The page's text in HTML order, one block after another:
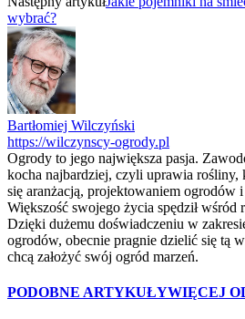
wybrać?
Bartłomiej Wilczyński
https://wilczynscy-ogrody.pl
Ogrody to jego największa pasja.
kocha najbardziej, czyli uprawia rośliny,
się aranżacją, projektowaniem ogrodów
Większość swojego życia spędził wśród
Dzięki dużemu doświadczeniu w
ogrodów, obecnie pragnie dzielić się tą
chcą założyć swój ogród marzeń.
PODOBNE ARTYKUŁYWIĘCEJ